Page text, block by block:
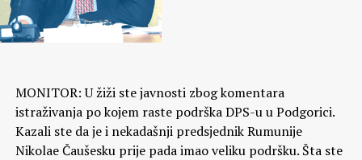
MONITOR: U žiži ste javnosti zbog komentara
istraživanja po kojem raste podrška DPS-u u Podgorici.
Kazali ste da je i nekadašnji predsjednik Rumunije
Nikolae Čaušesku prije pada imao veliku podršku. Šta ste